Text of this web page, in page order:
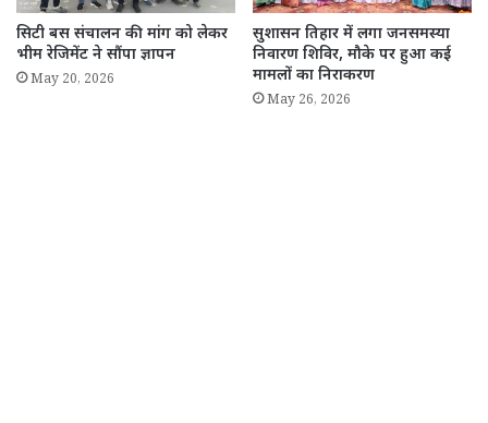
सिटी बस संचालन की मांग को लेकर
भीम रेजिमेंट ने सौंपा ज्ञापन
May 20, 2026
सुशासन तिहार में लगा जनसमस्या
निवारण शिविर, मौके पर हुआ कई
मामलों का निराकरण
May 26, 2026